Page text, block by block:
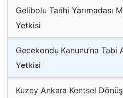
Gelibolu Tarihi Yarımadası
Yetkisi
Gecekondu Kanunu’na Tabi
Yetkisi
Kuzey Ankara Kentsel